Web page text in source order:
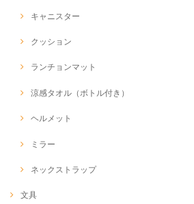
キャニスター
クッション
ランチョンマット
涼感タオル（ボトル付き）
ヘルメット
ミラー
ネックストラップ
文具